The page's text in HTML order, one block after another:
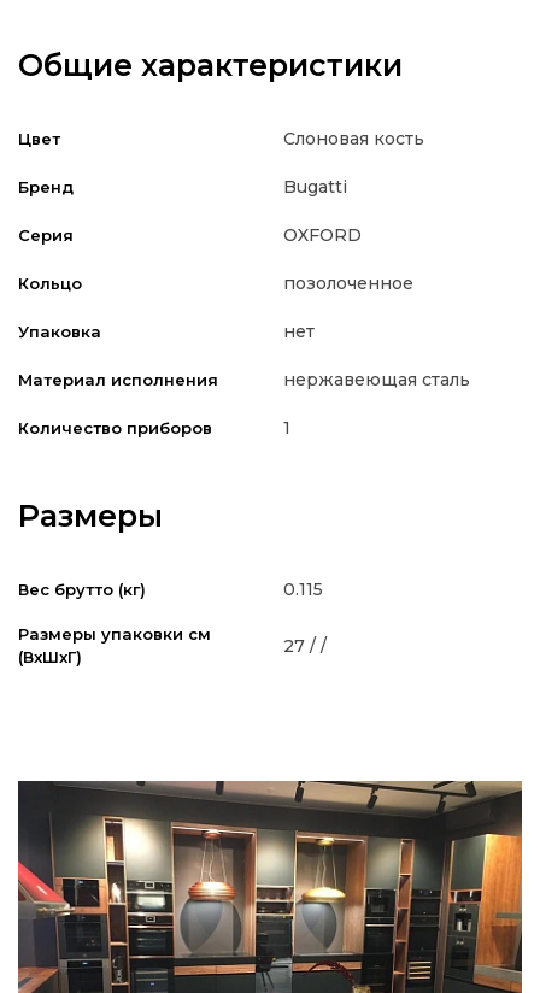
Общие характеристики
Цвет Слоновая кость
Бренд Bugatti
Серия OXFORD
Кольцо позолоченное
Упаковка нет
Материал исполнения нержавеющая сталь
Количество приборов 1
Размеры
Вес брутто (кг) 0.115
Размеры упаковки см
(ВxШxГ)
27 / /